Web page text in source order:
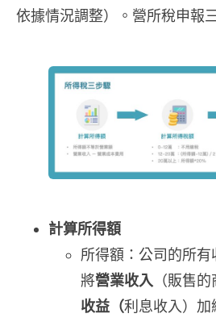
依據情況調整）。營所稅申報
計算所得額
所得額：公司的所
將營業收入 （販售
收益（利息收入）加